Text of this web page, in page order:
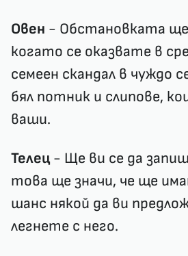
Овен - Обстановката
когато се оказвате в
семеен скандал в чуждо
бял потник и слипове,
ваши.
Телец- Ще ви се да
това ще значи, че ще
шанс някой да ви
легнете с него.